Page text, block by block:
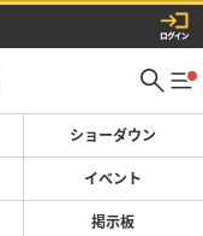
ショーダウン
イベント
掲示板